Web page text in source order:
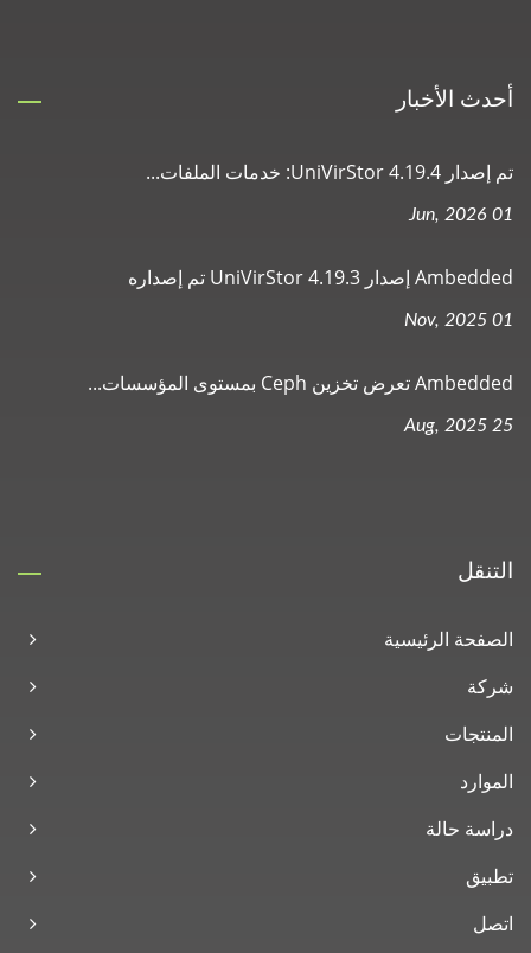
أحدث الأخبار
تم إصدار UniVirStor 4.19.4: خدمات الملفات...
01 Jun, 2026
Ambedded إصدار UniVirStor 4.19.3 تم إصداره
01 Nov, 2025
Ambedded تعرض تخزين Ceph بمستوى المؤسسات...
25 Aug, 2025
التنقل
الصفحة الرئيسية
شركة
المنتجات
الموارد
دراسة حالة
تطبيق
اتصل